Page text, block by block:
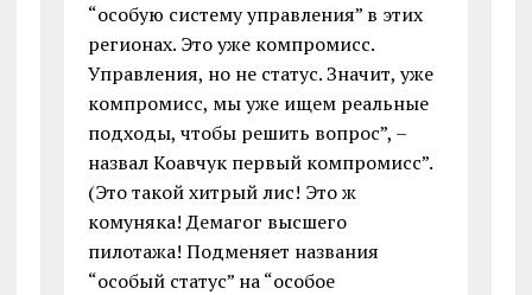
“особую систему управления” в этих
регионах. Это уже компромисс.
Управления, но не статус. Значит, уже
компромисс, мы уже ищем реальные
подходы, чтобы решить вопрос”, –
назвал Коавчук первый компромисс”.
(Это такой хитрый лис! Это ж
комуняка! Демагог высшего
пилотажа! Подменяет названия
“особый статус” на “особое